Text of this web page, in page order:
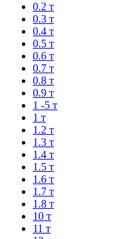
0.2 т
0.3 т
0.4 т
0.5 т
0.6 т
0.7 т
0.8 т
0.9 т
1 -5 т
1 т
1.2 т
1.3 т
1.4 т
1.5 т
1.6 т
1.7 т
1.8 т
10 т
11 т